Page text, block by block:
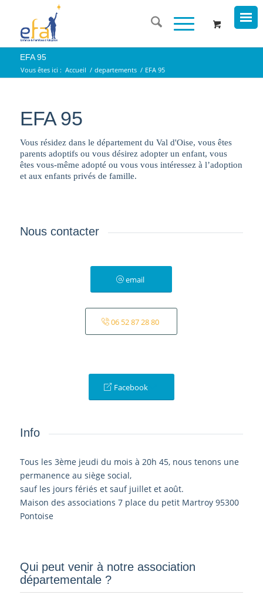
EFA 95
Vous êtes ici : Accueil / departements / EFA 95
EFA 95
Vous résidez dans le département du Val d'Oise, vous êtes
parents adoptifs ou vous désirez adopter un enfant, vous
êtes vous-même adopté ou vous vous intéressez à l’adoption
et aux enfants privés de famille.
Nous contacter
email
06 52 87 28 80
Facebook
Info
Tous les 3ème jeudi du mois à 20h 45, nous tenons une
permanence au siège social,
sauf les jours fériés et sauf juillet et août.
Maison des associations 7 place du petit Martroy 95300
Pontoise
Qui peut venir à notre association
départementale ?­